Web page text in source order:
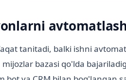
tanitadi, balki ishni
mijozlar bazasi qo'lda